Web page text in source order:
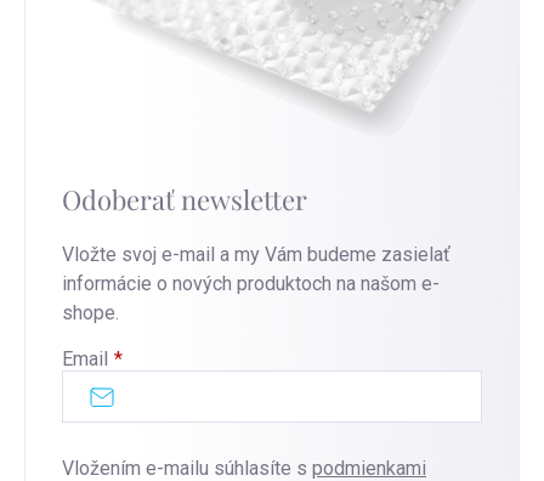
Odoberať newsletter
Vložte svoj e-mail a my Vám budeme zasielať
informácie o nových produktoch na našom e-
shope.
Email
Vložením e-mailu súhlasíte s podmienkami